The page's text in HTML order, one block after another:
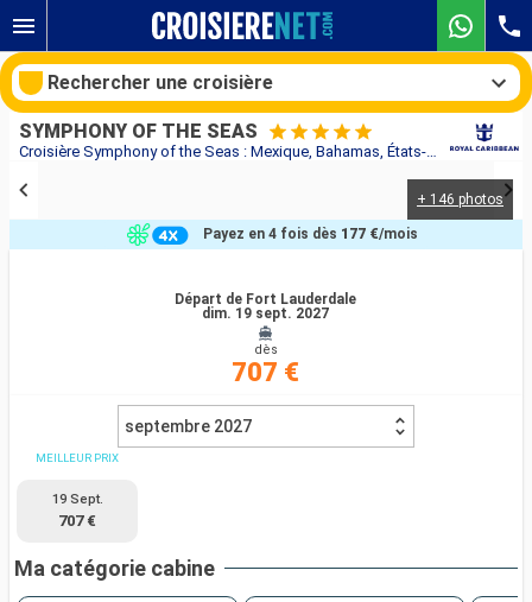
Croisière Symphony of the Seas : Mexique, Bahamas, États-Unis au départ de Fort Lauderdale
SYMPHONY OF THE SEAS
+ 146 photos
Départ de Fort Lauderdale
dim. 19 sept. 2027
dès
707 €
Payez en 4 fois dès 177 €/mois
septembre 2027
MEILLEUR PRIX
19 Sept.
707 €
Ma catégorie cabine
Rechercher une croisière
Compagnies
Rechercher